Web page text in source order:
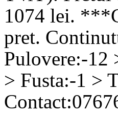
1074 lei.
pret.
Pulovere:-12
> Fusta:-1 >